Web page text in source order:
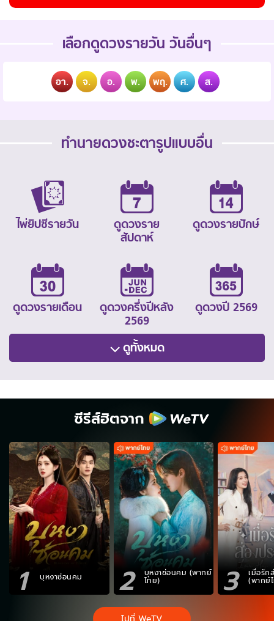
เลือกดูดวงรายวัน วันอื่นๆ
อา. จ. อ. พ. พฤ. ศ. ส.
ทำนายดวงชะตารูปแบบอื่น
ไพ่ยิปซีรายวัน
ดูดวงราย
สัปดาห์
ดูดวงรายปักษ์
ดูดวงรายเดือน
ดูดวงครึ่งปีหลัง
2569
ดูดวงปี 2569
ดูทั้งหมด
ซีรีส์ฮิตจาก
1 บุหงาซ่อนคม 2 บุหงาซ่อนคม (พากย์
ไทย) 3 เมื่อรัก
(พากย์
ไปที่ WeTV